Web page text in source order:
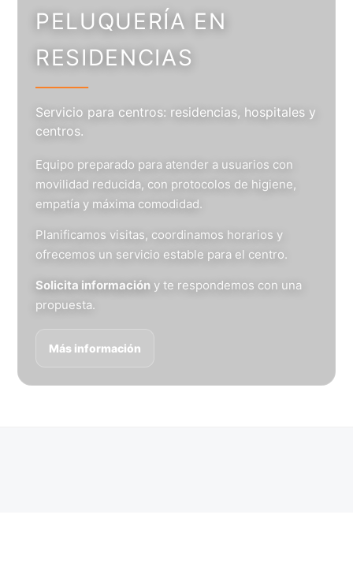
PELUQUERÍA EN
RESIDENCIAS
Servicio para centros: residencias, hospitales y
centros.
Equipo preparado para atender a usuarios con
movilidad reducida, con protocolos de higiene,
empatía y máxima comodidad.
Planificamos visitas, coordinamos horarios y
ofrecemos un servicio estable para el centro.
Solicita información y te respondemos con una
propuesta.
Más información